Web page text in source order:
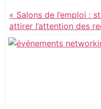
« Salons de l’emploi :
attirer l’attention des